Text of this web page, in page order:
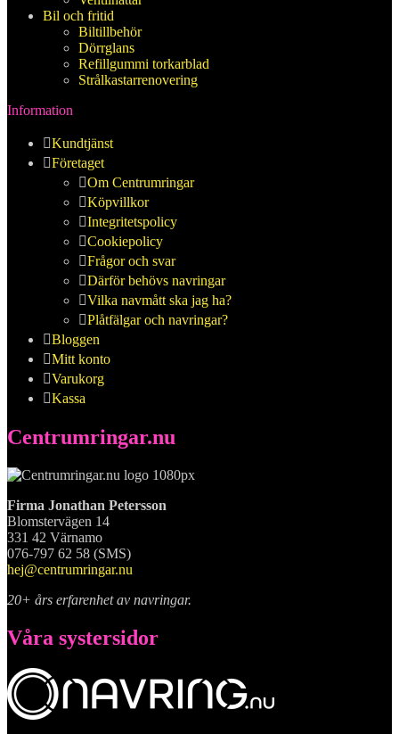
Bil och fritid
Biltillbehör
Dörrglans
Refillgummi torkarblad
Strålkastarrenovering
Information
Kundtjänst
Företaget
Om Centrumringar
Köpvillkor
Integritetspolicy
Cookiepolicy
Frågor och svar
Därför behövs navringar
Vilka navmått ska jag ha?
Plåtfälgar och navringar?
Bloggen
Mitt konto
Varukorg
Kassa
Centrumringar.nu
Firma Jonathan Petersson
Blomstervägen 14
331 42 Värnamo
076-797 62 58 (SMS)
hej@centrumringar.nu
20+ års erfarenhet av navringar.
Våra systersidor